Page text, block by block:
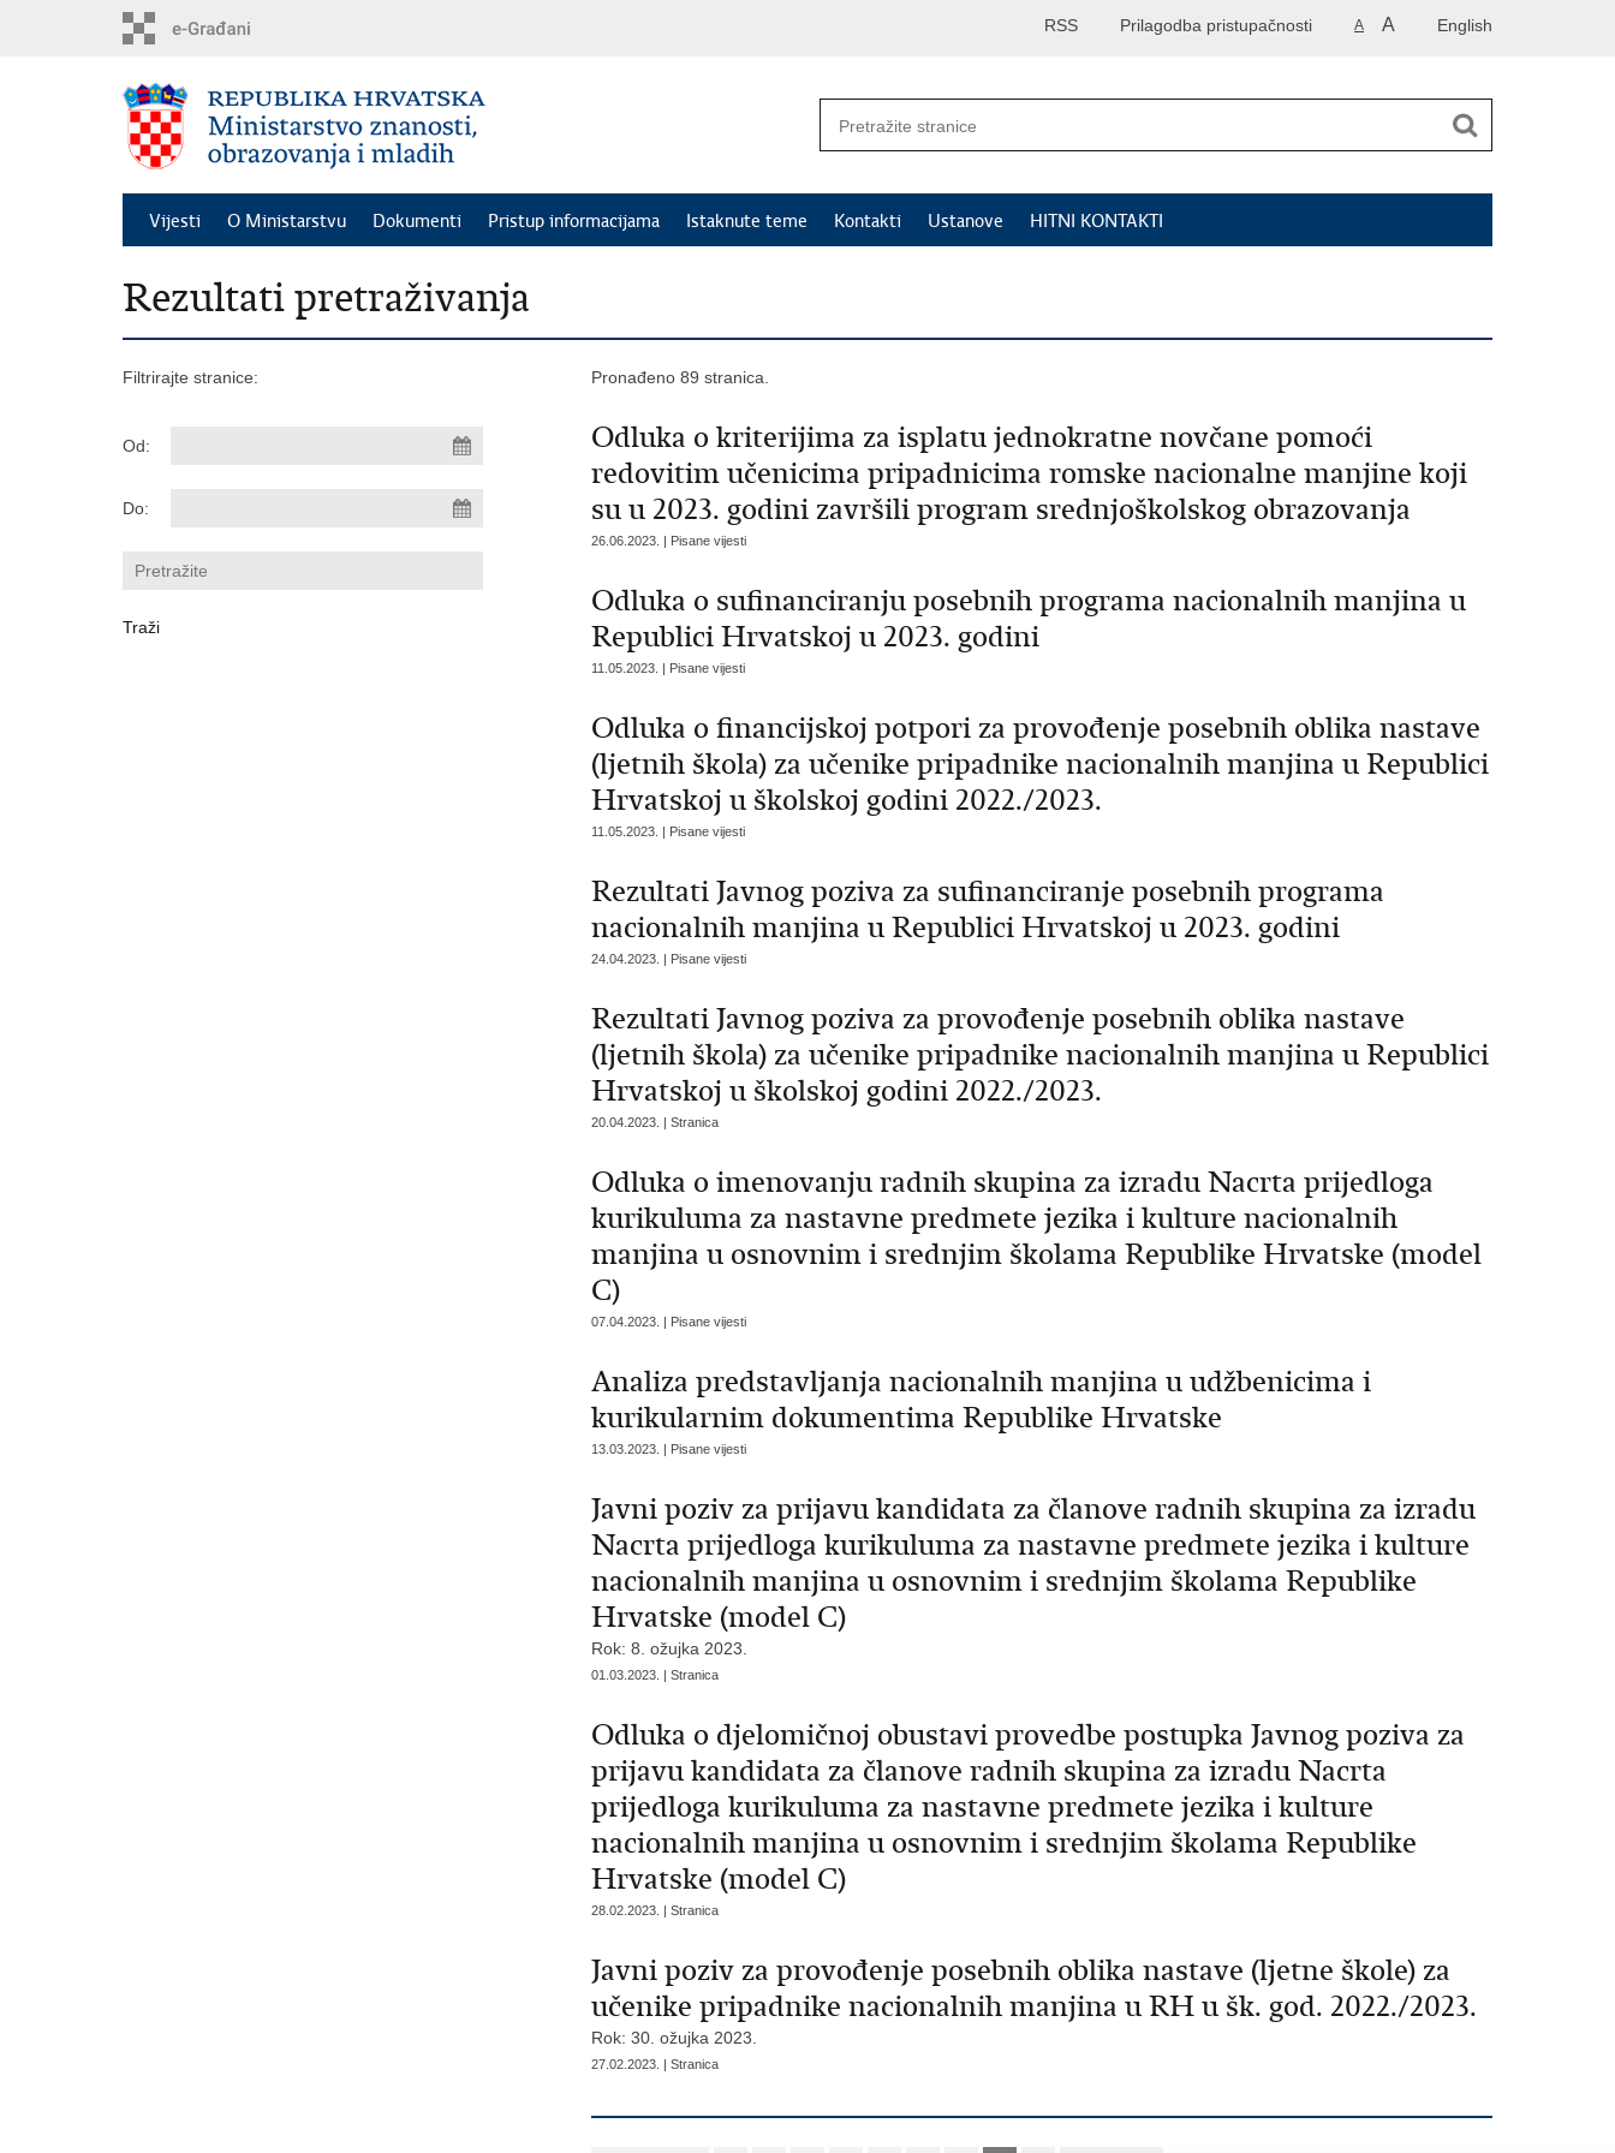
English
A A
Prilagodba pristupačnosti
RSS
Vijesti O Ministarstvu Dokumenti Pristup informacijama Istaknute teme Kontakti Ustanove HITNI KONTAKTI
Rezultati pretraživanja
Filtrirajte stranice:
Od:
Do:
Pronađeno 89 stranica.
Odluka o kriterijima za isplatu jednokratne novčane pomoći
redovitim učenicima pripadnicima romske nacionalne manjine koji
su u 2023. godini završili program srednjoškolskog obrazovanja
26.06.2023. | Pisane vijesti
Odluka o sufinanciranju posebnih programa nacionalnih manjina u
Republici Hrvatskoj u 2023. godini
11.05.2023. | Pisane vijesti
Odluka o financijskoj potpori za provođenje posebnih oblika nastave
(ljetnih škola) za učenike pripadnike nacionalnih manjina u Republici
Hrvatskoj u školskoj godini 2022./2023.
11.05.2023. | Pisane vijesti
Rezultati Javnog poziva za sufinanciranje posebnih programa
nacionalnih manjina u Republici Hrvatskoj u 2023. godini
24.04.2023. | Pisane vijesti
Rezultati Javnog poziva za provođenje posebnih oblika nastave
(ljetnih škola) za učenike pripadnike nacionalnih manjina u Republici
Hrvatskoj u školskoj godini 2022./2023.
20.04.2023. | Stranica
Odluka o imenovanju radnih skupina za izradu Nacrta prijedloga
kurikuluma za nastavne predmete jezika i kulture nacionalnih
manjina u osnovnim i srednjim školama Republike Hrvatske (model
C)
07.04.2023. | Pisane vijesti
Analiza predstavljanja nacionalnih manjina u udžbenicima i
kurikularnim dokumentima Republike Hrvatske
13.03.2023. | Pisane vijesti
Javni poziv za prijavu kandidata za članove radnih skupina za izradu
Nacrta prijedloga kurikuluma za nastavne predmete jezika i kulture
nacionalnih manjina u osnovnim i srednjim školama Republike
Hrvatske (model C)
Rok: 8. ožujka 2023.
01.03.2023. | Stranica
Odluka o djelomičnoj obustavi provedbe postupka Javnog poziva za
prijavu kandidata za članove radnih skupina za izradu Nacrta
prijedloga kurikuluma za nastavne predmete jezika i kulture
nacionalnih manjina u osnovnim i srednjim školama Republike
Hrvatske (model C)
28.02.2023. | Stranica
Javni poziv za provođenje posebnih oblika nastave (ljetne škole) za
učenike pripadnike nacionalnih manjina u RH u šk. god. 2022./2023.
Rok: 30. ožujka 2023.
27.02.2023. | Stranica